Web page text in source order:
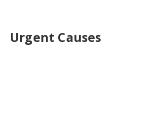
Urgent Causes